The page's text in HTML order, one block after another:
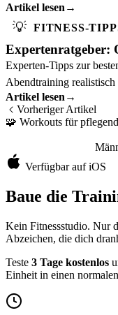
Ergebnisse.
Artikel lesen →
💡 FITNESS-
Expertenratgeber:
Experten-Tipps zur
Abendtraining
wählen.
Artikel lesen →
Vorheriger Artikel
🧩 Workouts für
Verfügbar auf iOS
Baue die
Kein Fitnessstudio. Nur
Abzeichen, die dich
Teste 3 Tage kostenlos
Einheit in einen